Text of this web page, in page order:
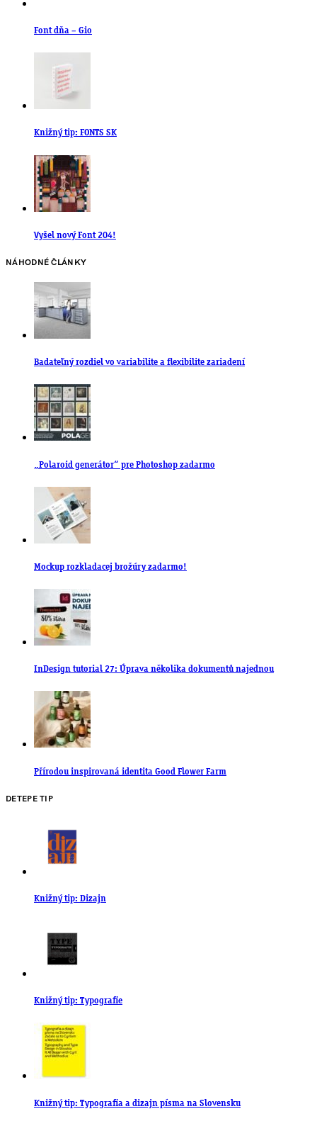
Font dňa – Gio
Knižný tip: FONTS SK
Vyšel nový Font 204!
NÁHODNÉ ČLÁNKY
Badateľný rozdiel vo variabilite a flexibilite zariadení
„Polaroid generátor“ pre Photoshop zadarmo
Mockup rozkladacej brožúry zadarmo!
InDesign tutorial 27: Úprava několika dokumentů najednou
Přírodou inspirovaná identita Good Flower Farm
DETEPE TIP
Knižný tip: Dizajn
Knižný tip: Typografie
Knižný tip: Typografia a dizajn písma na Slovensku